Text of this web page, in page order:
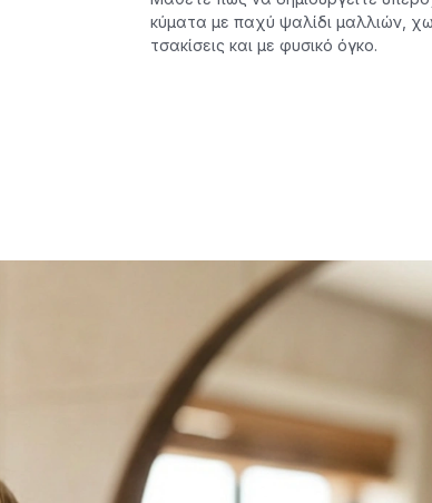
κύματα με παχύ ψαλίδι μαλλιών,
τσακίσεις και με φυσικό όγκο.